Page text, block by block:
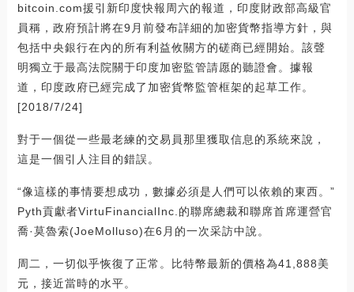
bitcoin.com援引新印度快報周六的報道，印度財政部高級官
員稱，政府預計將在9月前發布詳細的加密貨幣指導方針，與
包括中央銀行在內的所有利益攸關方的磋商已經開始。該聲
明獨立于最高法院關于印度加密監管請愿的聽證會。據報
道，印度政府已經完成了加密貨幣監管框架的起草工作。
[2018/7/24]
對于一個從一些最老練的交易員那里獲取信息的系統來說，
這是一個引人注目的錯誤。
“像這樣的事情要想成功，數據必須是人們可以依賴的東西。”
Pyth貢獻者VirtuFinancialInc.的聯席總裁和聯席首席運營官
喬·莫魯索(JoeMolluso)在6月的一次采訪中說。
周二，一切似乎恢復了正常。比特幣最新的價格為41,888美
元，接近當時的水平。